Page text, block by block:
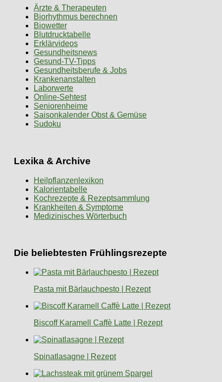
Ärzte & Therapeuten
Biorhythmus berechnen
Biowetter
Blutdrucktabelle
Erklärvideos
Gesundheitsnews
Gesund-TV-Tipps
Gesundheitsberufe & Jobs
Krankenanstalten
Laborwerte
Online-Sehtest
Seniorenheime
Saisonkalender Obst & Gemüse
Sudoku
Lexika & Archive
Heilpflanzenlexikon
Kalorientabelle
Kochrezepte & Rezeptsammlung
Krankheiten & Symptome
Medizinisches Wörterbuch
Die beliebtesten Frühlingsrezepte
Pasta mit Bärlauchpesto | Rezept
Biscoff Karamell Caffè Latte | Rezept
Spinatlasagne | Rezept